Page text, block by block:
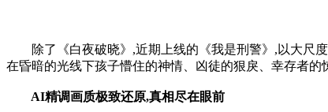
除了《白夜破晓》,近期上线的《我是刑警》,以大尺度
在昏暗的光线下孩子懵住的神情、凶徒的狠戾、幸存者的
AI精调画质极致还原,真相尽在眼前